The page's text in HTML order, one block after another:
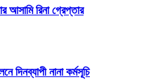
আসামি রিনা গ্রেপ্তার
দিনব্যাপী নানা কর্মসূচি